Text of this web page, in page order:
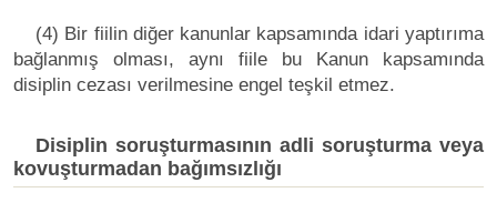
(4) Bir fiilin diğer kanunlar kapsamında idari yaptırıma
bağlanmış olması, aynı fiile bu Kanun kapsamında
disiplin cezası verilmesine engel teşkil etmez.
Disiplin soruşturmasının adli soruşturma veya
kovuşturmadan bağımsızlığı